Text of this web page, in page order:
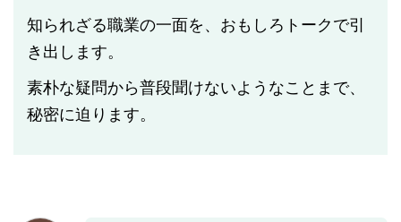
知られざる職業の一面を、おもしろトークで引
き出します。
素朴な疑問から普段聞けないようなことまで、
秘密に迫ります。